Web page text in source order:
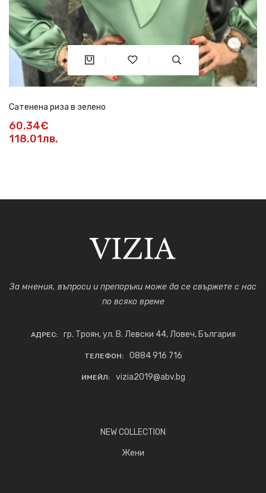
Сатенена риза в зелено
60.34€
118.01лв.
За мнения, въпроси и препоръки може да се свържете с нас
по всяко време
АДРЕС: гр. Троян, ул. В. Левски 44, Ловеч, България
ТЕЛЕФОН: 0884 916 716
ИМЕЙЛ: vizia2019@abv.bg
NEW COLLECTION
Жени